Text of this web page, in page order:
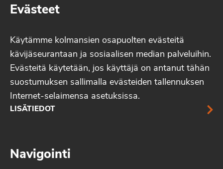
Evästeet
Käytämme kolmansien osapuolten evästeitä
kävijäseurantaan ja sosiaalisen median palveluihin.
Evästeitä käytetään, jos käyttäjä on antanut tähän
suostumuksen sallimalla evästeiden tallennuksen
Internet-selaimensa asetuksissa.
LISÄTIEDOT
Navigointi